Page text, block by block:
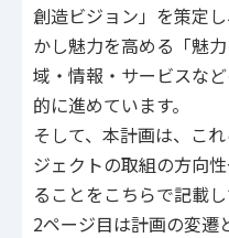
創造ビジョン」を策定
かし魅力を高める「魅
域・情報・サービスな
的に進めています。
そして、本計画は、こ
ジェクトの取組の方向
ることをこちらで記載し
2ページ目は計画の変遷